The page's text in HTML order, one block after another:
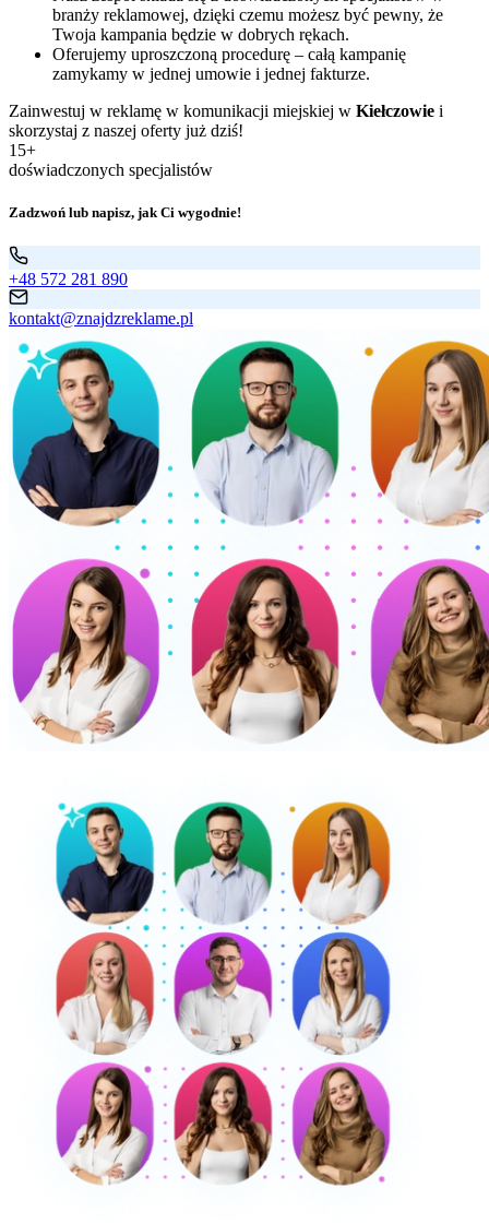
branży reklamowej, dzięki czemu możesz być pewny, że
Twoja kampania będzie w dobrych rękach.
Oferujemy uproszczoną procedurę – całą kampanię
zamykamy w jednej umowie i jednej fakturze.
Zainwestuj w reklamę w komunikacji miejskiej w Kiełczowie i
skorzystaj z naszej oferty już dziś!
15+
doświadczonych specjalistów
Zadzwoń lub napisz, jak Ci wygodnie!
+48 572 281 890
kontakt@znajdzreklame.pl